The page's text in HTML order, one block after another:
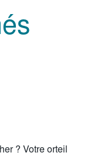
? Votre orteil